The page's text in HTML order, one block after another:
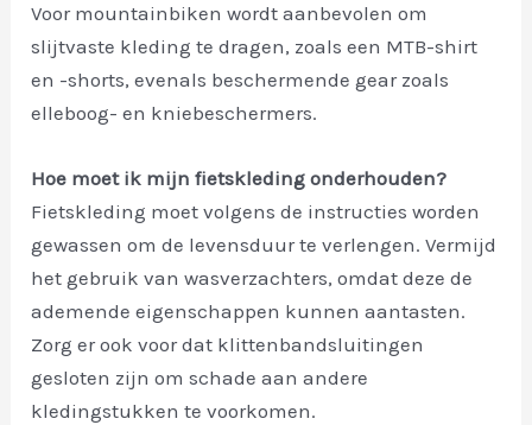
Voor mountainbiken wordt aanbevolen om
slijtvaste kleding te dragen, zoals een MTB-shirt
en -shorts, evenals beschermende gear zoals
elleboog- en kniebeschermers.
Hoe moet ik mijn fietskleding onderhouden?
Fietskleding moet volgens de instructies worden
gewassen om de levensduur te verlengen. Vermijd
het gebruik van wasverzachters, omdat deze de
ademende eigenschappen kunnen aantasten.
Zorg er ook voor dat klittenbandsluitingen
gesloten zijn om schade aan andere
kledingstukken te voorkomen.